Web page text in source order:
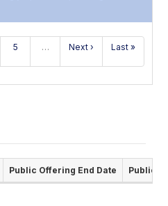
5 … Next › Last »
Public Offering End Date Public